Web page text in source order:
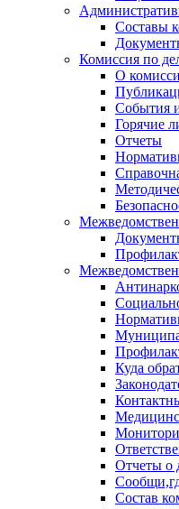
Составы
Комиссия по
О
События
Горячие
Отчеты
Куда
Отчеты о
Состав